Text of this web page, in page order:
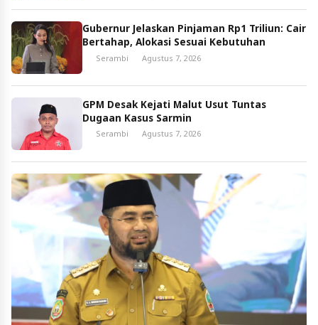
Gubernur Jelaskan Pinjaman Rp1 Triliun: Cair
Bertahap, Alokasi Sesuai Kebutuhan
Serambi Agustus 7, 2026
GPM Desak Kejati Malut Usut Tuntas
Dugaan Kasus Sarmin
Serambi Agustus 7, 2026